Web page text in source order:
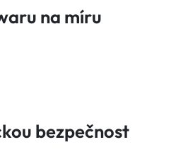
na míru
bezpečnost